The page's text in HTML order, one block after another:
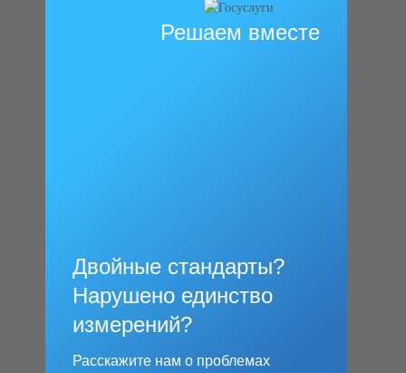
Решаем вместе
Двойные стандарты?
Нарушено единство
измерений?
Расскажите нам о проблемах